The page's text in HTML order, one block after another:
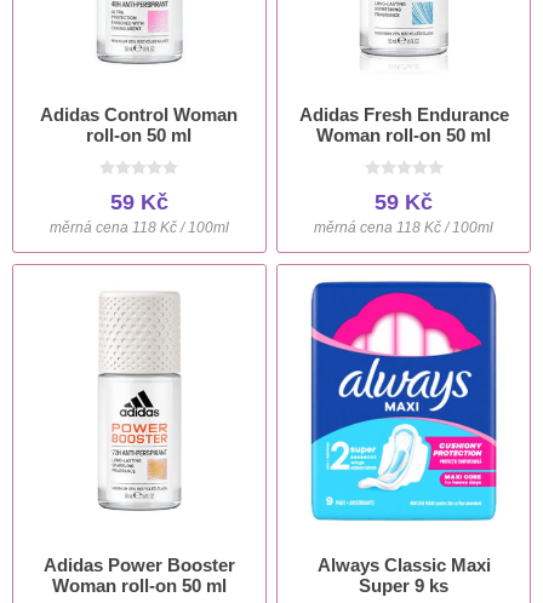
Adidas Control Woman
roll-on 50 ml
59 Kč
měrná cena 118 Kč / 100ml
Adidas Fresh Endurance
Woman roll-on 50 ml
59 Kč
měrná cena 118 Kč / 100ml
Adidas Power Booster
Woman roll-on 50 ml
Always Classic Maxi
Super 9 ks